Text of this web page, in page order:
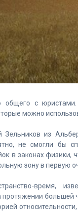
общего с
можно
из
не смогли
в законах физики,
зону в первую
время,
большей